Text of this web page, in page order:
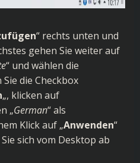
“ rechts unten und
gehen Sie weiter auf
“ und wählen die
die Checkbox
„, klicken auf
„German“ als
Klick auf „Anwenden“
sich vom Desktop ab